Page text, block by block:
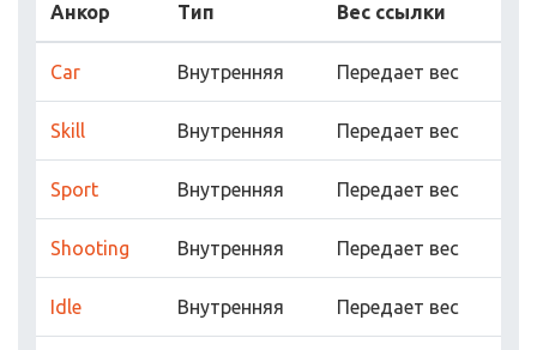
Анкор Тип Вес ссылки
Car Внутренняя Передает вес
Skill Внутренняя Передает вес
Sport Внутренняя Передает вес
Shooting Внутренняя Передает вес
Idle Внутренняя Передает вес